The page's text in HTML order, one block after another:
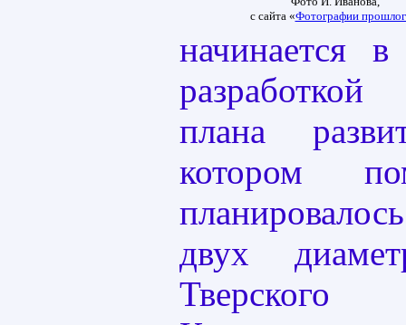
с сайта «Фотографии
начинается
разработкой
плана
котором
двух